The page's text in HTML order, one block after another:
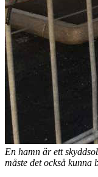
En hamn är ett
måste det också kunna